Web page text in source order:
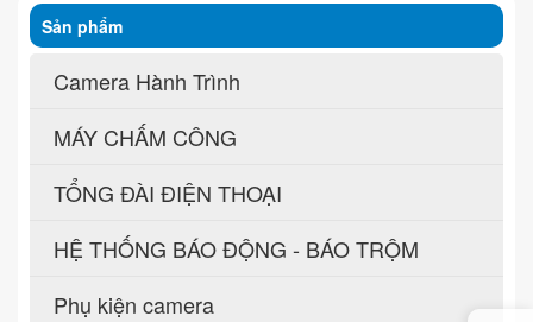
Sản phẩm
Camera Hành Trình
MÁY CHẤM CÔNG
TỔNG ĐÀI ĐIỆN THOẠI
HỆ THỐNG BÁO ĐỘNG - BÁO TRỘM
Phụ kiện camera